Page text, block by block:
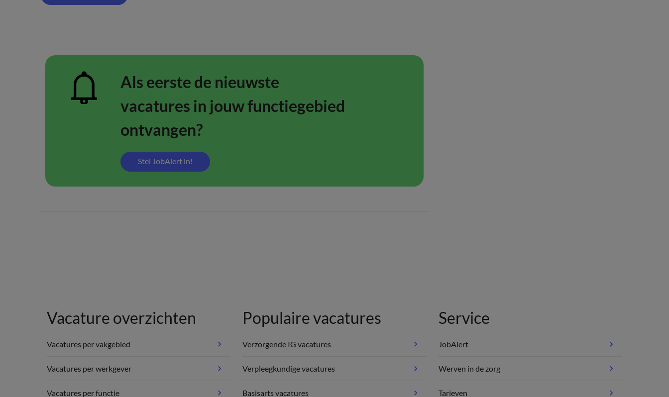
Als eerste de nieuwste
vacatures in jouw functiegebied
ontvangen?
Stel JobAlert in!
Vacature overzichten
Vacatures per vakgebied
Vacatures per werkgever
Vacatures per functie
Populaire vacatures
Verzorgende IG vacatures
Verpleegkundige vacatures
Basisarts vacatures
Service
JobAlert
Werven in de zorg
Tarieven